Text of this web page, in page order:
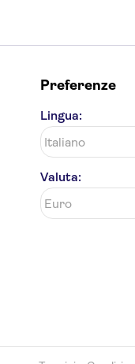
Preferenze
Lingua:
Valuta: